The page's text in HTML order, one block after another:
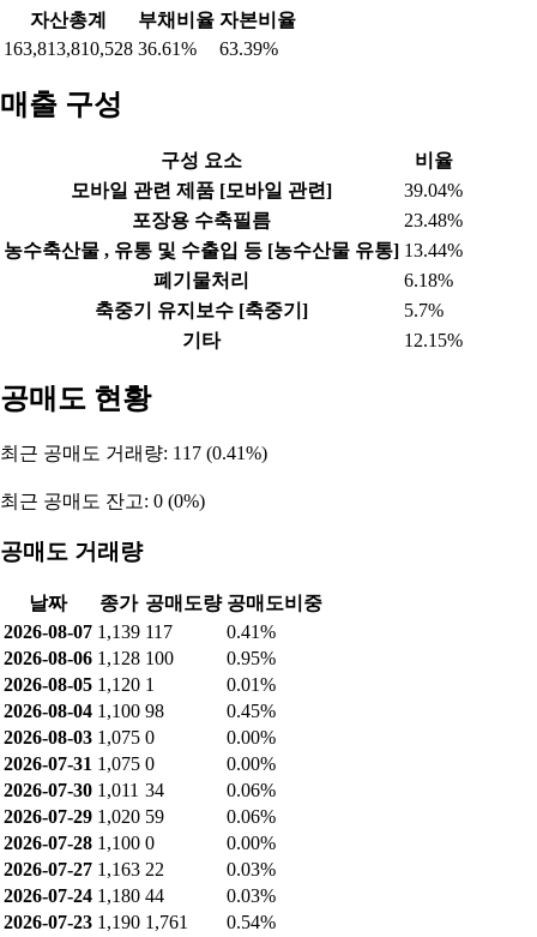
자산총계 부채비율 자본비율
163,813,810,528 36.61% 63.39%
매출 구성
구성 요소
비율
모바일 관련 제품 [모바일 관련]
39.04%
포장용 수축필름
23.48%
농수축산물 , 유통 및 수출입 등 [농수산물 유통] 13.44%
폐기물처리
6.18%
축중기 유지보수 [축중기]
5.7%
기타
12.15%
공매도 현황
최근 공매도 거래량: 117 (0.41%)
최근 공매도 잔고: 0 (0%)
공매도 거래량
날짜 종가 공매도량 공매도비중
2026-08-07 1,139 117
0.41%
2026-08-06 1,128 100
0.95%
2026-08-05 1,120 1
0.01%
2026-08-04 1,100 98
0.45%
2026-08-03 1,075 0
0.00%
2026-07-31 1,075 0
0.00%
2026-07-30 1,011 34
0.06%
2026-07-29 1,020 59
0.06%
2026-07-28 1,100 0
0.00%
2026-07-27 1,163 22
0.03%
2026-07-24 1,180 44
0.03%
2026-07-23 1,190 1,761
0.54%